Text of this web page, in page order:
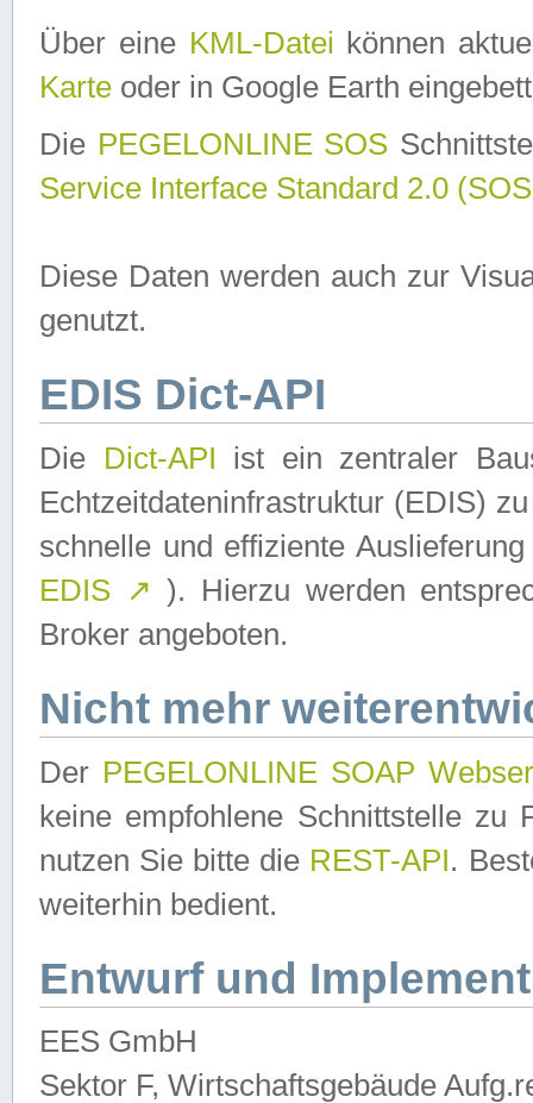
Über eine KML-Datei können
Karte oder in Google Earth
Die PEGELONLINE SOS
Service Interface Standard 2.0
Diese Daten werden auch zur
genutzt.
EDIS Dict-API
Die Dict-API ist ein zentraler
Echtzeitdateninfrastruktur (EDIS)
schnelle und effiziente
EDIS ↗ ). Hierzu werden
Broker angeboten.
Nicht mehr
Der PEGELONLINE SOAP
keine empfohlene Schnittstelle zu
nutzen Sie bitte die REST-API.
weiterhin bedient.
Entwurf und
EES GmbH
Sektor F, Wirtschaftsgebäude